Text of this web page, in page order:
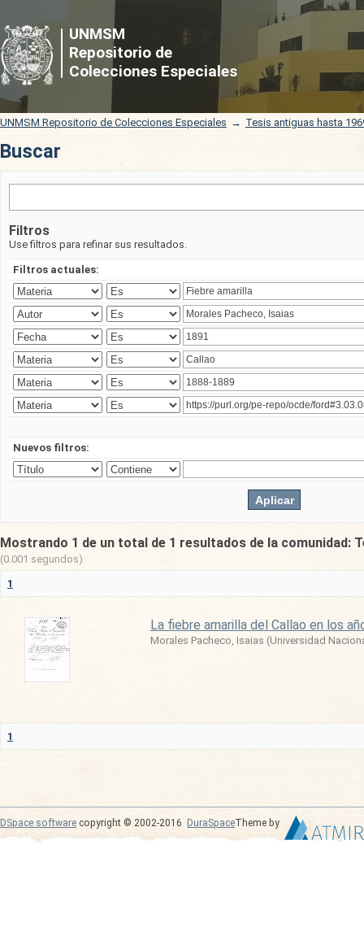
UNMSM
Repositorio de
Colecciones Especiales
Buscar
UNMSM Repositorio de Colecciones Especiales → Tesis antiguas hasta
Buscar
Filtros
Use filtros para refinar sus resultados.
Filtros actuales:
Nuevos filtros:
Mostrando 1 de un total de 1 resultados de la comunidad:
(0.001 segundos)
1
La fiebre amarilla del Callao en los
Morales Pacheco, Isaias (Universidad
1
DSpace software copyright © 2002-2016 DuraSpaceTheme by